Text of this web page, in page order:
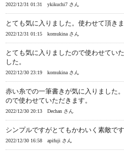
2022/12/31 01:31 ykikuchi7 さん
とても気に入りました。使わせて頂き
2022/12/31 01:15 komukina さん
とても気に入りましたので使わせてい
した。
2022/12/30 23:19 komukina さん
赤い糸での一筆書きが気に入りました
ので使わせていただきます。
2022/12/30 20:13 Dechan さん
シンプルですがとてもかわいく素敵で
2022/12/30 16:58 apifuji さん